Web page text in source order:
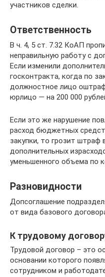
участников сделки.
Ответственность
В ч. 4, 5 ст. 7.32 КоАП
неправильную работу с
Если изменили
госконтракта, когда по
должностное лицо
юрлицо — на 200 000
Если это же нарушение
расход бюджетных
закупки, то грозит штраф
дополнительных
уменьшенного объема по
Разновидности
Допсоглашение
от вида базового
К трудовому
Трудовой договор – это
основании которого
сотрудником и